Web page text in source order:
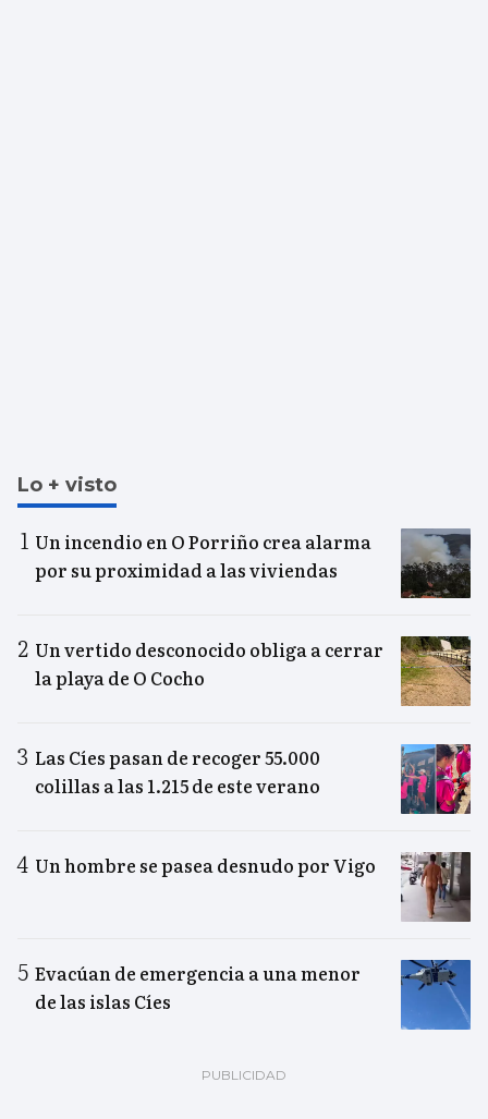
Lo + visto
Un incendio en O Porriño crea alarma
por su proximidad a las viviendas
Un vertido desconocido obliga a cerrar
la playa de O Cocho
Las Cíes pasan de recoger 55.000
colillas a las 1.215 de este verano
Un hombre se pasea desnudo por Vigo
Evacúan de emergencia a una menor
de las islas Cíes